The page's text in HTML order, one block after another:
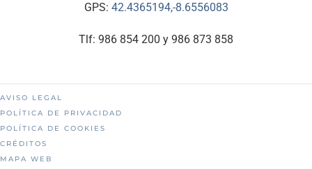
GPS: 42.4365194,-8.6556083
Tlf: 986 854 200 y 986 873 858
AVISO LEGAL
POLÍTICA DE PRIVACIDAD
POLÍTICA DE COOKIES
CRÉDITOS
MAPA WEB